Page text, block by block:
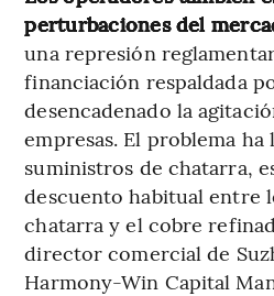
perturbaciones del
una represión
financiación respaldada
desencadenado la
empresas. El problema
suministros de chatarra,
descuento habitual entre
chatarra y el cobre
director comercial de
Harmony-Win Capital